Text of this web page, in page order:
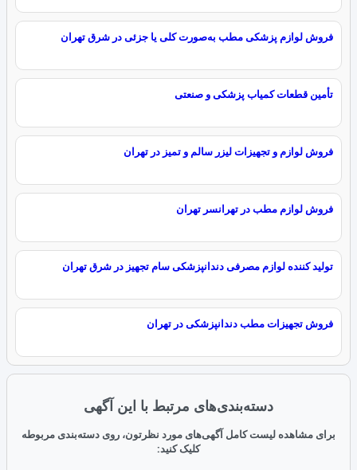
فروش لوازم پزشکی مطب به‌صورت کلی یا جزئی در شرق تهران
تأمین قطعات کمیاب پزشکی و صنعتی
فروش لوازم و تجهیزات لیزر سالم و تمیز در تهران
فروش لوازم مطب در تهرانسر تهران
تولید کننده لوازم مصرفی دندانپزشکی سام تجهیز در شرق تهران
فروش تجهیزات مطب دندانپزشکی در تهران
دسته‌بندی‌های مرتبط با این آگهی
برای مشاهده لیست کامل آگهی‌های مورد نظرتون، روی دسته‌بندی مربوطه
کلیک کنید: